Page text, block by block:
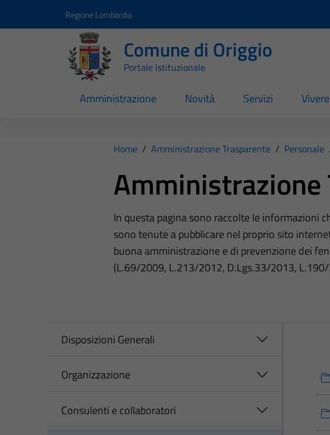
Regione Lombardia
Comune di Origgio
Portale Istituzionale
Amministrazione Novità Servizi
Home / Amministrazione Trasparente / Personale
Amministrazione
In questa pagina sono raccolte le informazioni
sono tenute a pubblicare nel proprio sito
buona amministrazione e di prevenzione dei
(L.69/2009, L.213/2012, D.Lgs.33/2013,
Disposizioni Generali
Organizzazione
Consulenti e collaboratori